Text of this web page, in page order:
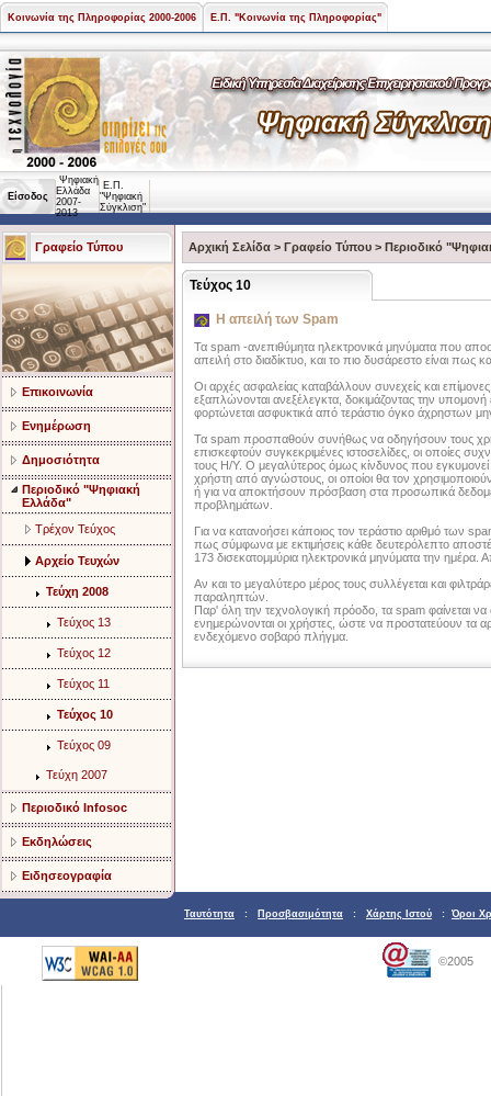
Κοινωνία της Πληροφορίας 2000-2006 Ε.Π. "Κοινωνία της Πληροφορίας"
Είσοδος
Ψηφιακή
Ελλάδα
2007-
2013
Ε.Π.
"Ψηφιακή
Σύγκλιση"
Γραφείο Τύπου
Επικοινωνία
Ενημέρωση
Δημοσιότητα
Περιοδικό "Ψηφιακή
Ελλάδα"
Τρέχον Τεύχος
Αρχείο Τευχών
Τεύχη 2008
Τεύχος 13
Τεύχος 12
Τεύχος 11
Τεύχος 10
Τεύχος 09
Τεύχη 2007
Περιοδικό Infosoc
Εκδηλώσεις
Ειδησεογραφία
Αρχική Σελίδα > Γραφείο Τύπου > Περιοδικό
Τεύχος 10
Η απειλή των Spam
Τα spam -ανεπιθύμητα ηλεκτρονικά μηνύματα που
απειλή στο διαδίκτυο, και το πιο δυσάρεστο είναι πως
Οι αρχές ασφαλείας καταβάλλουν συνεχείς και
εξαπλώνονται ανεξέλεγκτα, δοκιμάζοντας την
φορτώνεται ασφυκτικά από τεράστιο όγκο άχρηστων
Τα spam προσπαθούν συνήθως να οδηγήσουν τους
επισκεφτούν συγκεκριμένες ιστοσελίδες, οι οποίες
τους Η/Υ. Ο μεγαλύτερος όμως κίνδυνος που
χρήστη από αγνώστους, οι οποίοι θα τον
ή για να αποκτήσουν πρόσβαση στα προσωπικά
προβλημάτων.
Για να κατανοήσει κάποιος τον τεράστιο αριθμό των
πως σύμφωνα με εκτιμήσεις κάθε δευτερόλεπτο
173 δισεκατομμύρια ηλεκτρονικά μηνύματα την ημέρα.
Αν και το μεγαλύτερο μέρος τους συλλέγεται και
παραληπτών.
Παρ' όλη την τεχνολογική πρόοδο, τα spam φαίνεται
ενημερώνονται οι χρήστες, ώστε να προστατεύουν τα
ενδεχόμενο σοβαρό πλήγμα.
Ταυτότητα : Προσβασιμότητα : Χάρτης Ιστού : Όροι
©2005